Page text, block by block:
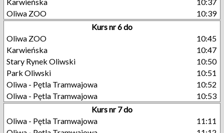
Oliwa ZOO
10:39
Kurs nr 6 do
Oliwa ZOO
10:45
Karwieńska
10:47
Stary Rynek Oliwski
10:50
Park Oliwski
10:51
Oliwa - Pętla Tramwajowa
10:52
Oliwa - Pętla Tramwajowa
10:53
Kurs nr 7 do
Oliwa - Pętla Tramwajowa
11:11